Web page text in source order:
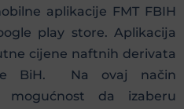
aplikacije FMT FBIH
play store. Aplikacija
cijene naftnih derivata
BiH. Na ovaj način
mogućnost da izaberu